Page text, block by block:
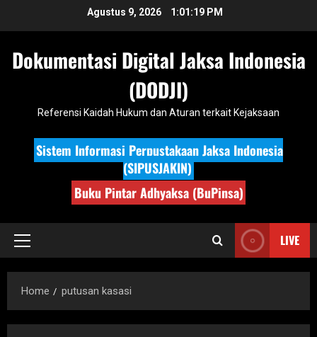
Agustus 9, 2026 1:01:19 PM
Dokumentasi Digital Jaksa Indonesia
(DODJI)
Referensi Kaidah Hukum dan Aturan terkait Kejaksaan
Sistem Informasi Perpustakaan Jaksa Indonesia
(SIPUSJAKIN)
Buku Pintar Adhyaksa (BuPinsa)
Primary
LIVE
Home putusan kasasi